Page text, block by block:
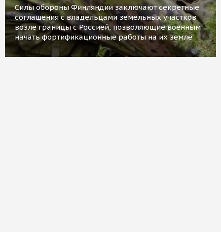
Силы обороны Финляндии заключают секретные
соглашения с владельцами земельных участков
возле границы с Россией, позволяющие военным
начать фортификационные работы на их земле